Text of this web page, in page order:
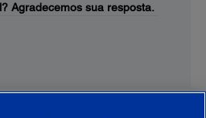
Agradecemos sua resposta.